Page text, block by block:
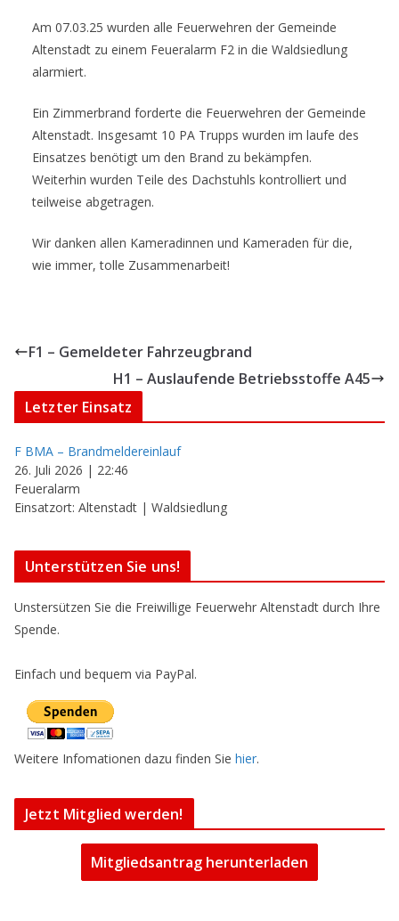
Am 07.03.25 wurden alle Feuerwehren der Gemeinde
Altenstadt zu einem Feueralarm F2 in die Waldsiedlung
alarmiert.
Ein Zimmerbrand forderte die Feuerwehren der Gemeinde
Altenstadt. Insgesamt 10 PA Trupps wurden im laufe des
Einsatzes benötigt um den Brand zu bekämpfen.
Weiterhin wurden Teile des Dachstuhls kontrolliert und
teilweise abgetragen.
Wir danken allen Kameradinnen und Kameraden für die,
wie immer, tolle Zusammenarbeit!
F1 – Gemeldeter Fahrzeugbrand
H1 – Auslaufende Betriebsstoffe A45
Letzter Einsatz
F BMA – Brandmeldereinlauf
26. Juli 2026 | 22:46
Feueralarm
Einsatzort: Altenstadt | Waldsiedlung
Unterstützen Sie uns!
Unstersützen Sie die Freiwillige Feuerwehr Altenstadt durch Ihre
Spende.
Einfach und bequem via PayPal.
Weitere Infomationen dazu finden Sie hier.
Jetzt Mitglied werden!
Mitgliedsantrag herunterladen